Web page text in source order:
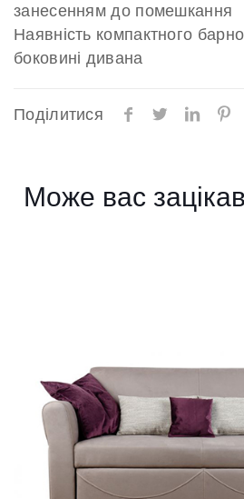
занесенням до помешкання
Наявність компактного
боковині дивана
Поділитися
Може вас